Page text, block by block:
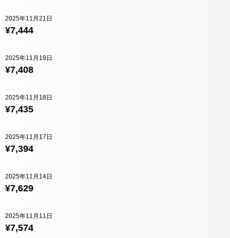
¥7,444
2025年11月21日
¥7,408
2025年11月19日
¥7,435
2025年11月18日
¥7,394
2025年11月17日
¥7,629
2025年11月14日
¥7,574
2025年11月11日